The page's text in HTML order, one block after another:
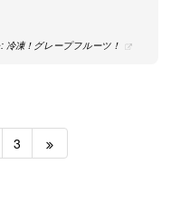
冷凍！グレープフルーツ！
3